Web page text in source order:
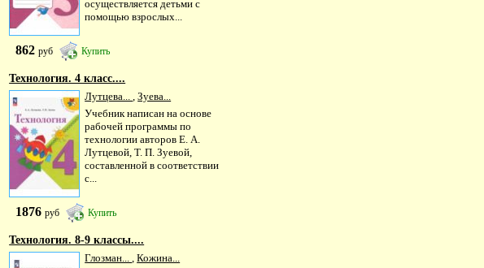
осуществляется детьми с
помощью взрослых...
862руб Купить
Технология. 4 класс....
Лутцева...,Зуева...
Учебник написан на основе
рабочей программы по
технологии авторов Е. А.
Лутцевой, Т. П. Зуевой,
составленной в соответствии
с...
1876руб Купить
Технология. 8-9 классы....
Глозман...,Кожина...